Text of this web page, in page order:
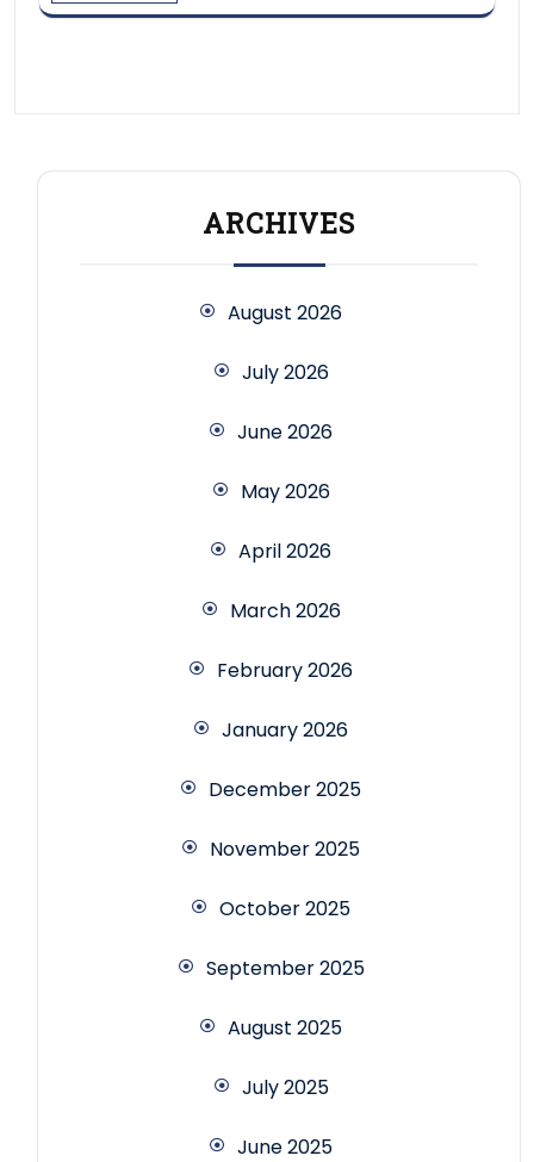
ARCHIVES
August 2026
July 2026
June 2026
May 2026
April 2026
March 2026
February 2026
January 2026
December 2025
November 2025
October 2025
September 2025
August 2025
July 2025
June 2025